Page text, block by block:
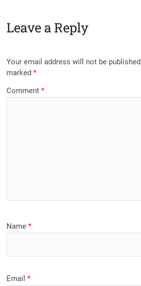
Leave a Reply
Your email address will not be
marked*
Comment*
Name*
Email*